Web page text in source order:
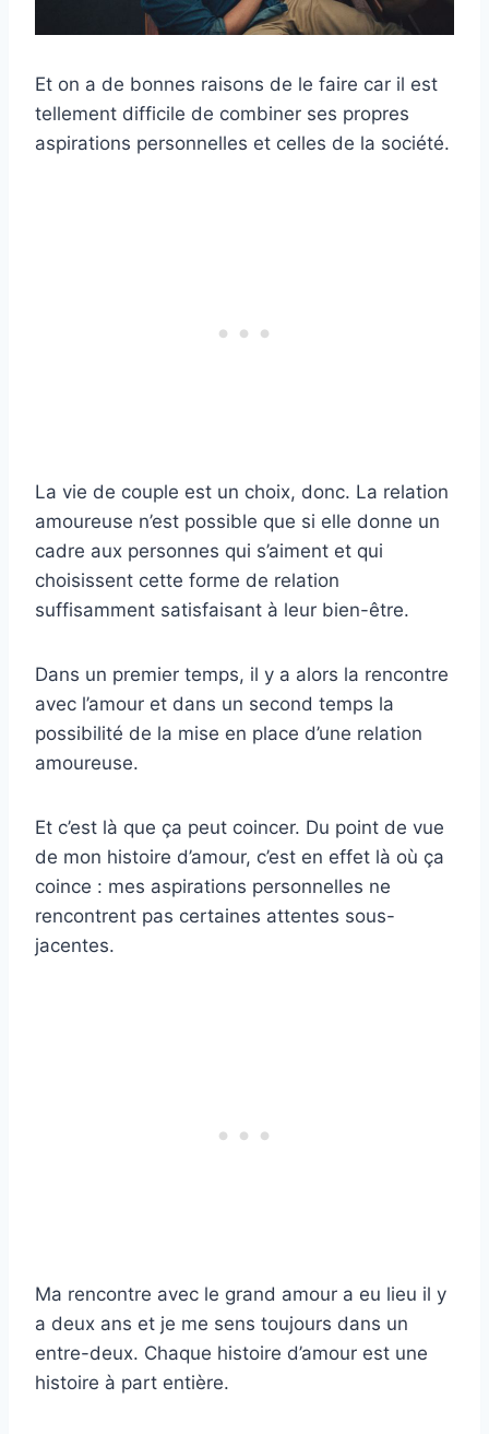
Et on a de bonnes raisons de le faire car il est
tellement difficile de combiner ses propres
aspirations personnelles et celles de la société.
La vie de couple est un choix, donc. La relation
amoureuse n’est possible que si elle donne un
cadre aux personnes qui s’aiment et qui
choisissent cette forme de relation
suffisamment satisfaisant à leur bien-être.
Dans un premier temps, il y a alors la rencontre
avec l’amour et dans un second temps la
possibilité de la mise en place d’une relation
amoureuse.
Et c’est là que ça peut coincer. Du point de vue
de mon histoire d’amour, c’est en effet là où ça
coince : mes aspirations personnelles ne
rencontrent pas certaines attentes sous-
jacentes.
Ma rencontre avec le grand amour a eu lieu il y
a deux ans et je me sens toujours dans un
entre-deux. Chaque histoire d’amour est une
histoire à part entière.